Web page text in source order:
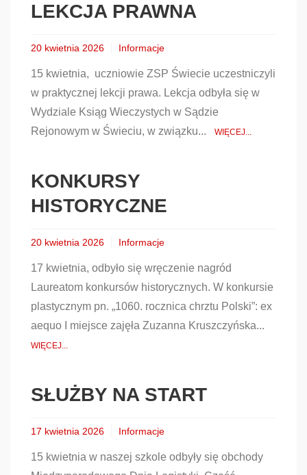
LEKCJA PRAWNA
20 kwietnia 2026 Informacje
15 kwietnia, uczniowie ZSP Świecie uczestniczyli
w praktycznej lekcji prawa. Lekcja odbyła się w
Wydziale Ksiąg Wieczystych w Sądzie
Rejonowym w Świeciu, w związku...
WIĘCEJ...
KONKURSY
HISTORYCZNE
20 kwietnia 2026 Informacje
17 kwietnia, odbyło się wręczenie nagród
Laureatom konkursów historycznych. W konkursie
plastycznym pn. „1060. rocznica chrztu Polski”: ex
aequo I miejsce zajęła Zuzanna Kruszczyńska...
WIĘCEJ...
SŁUŻBY NA START
17 kwietnia 2026 Informacje
15 kwietnia w naszej szkole odbyły się obchody